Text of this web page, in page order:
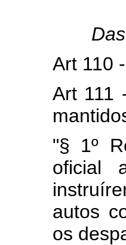
Art 110
Art 111
"§ 1º
oficial
autos
os